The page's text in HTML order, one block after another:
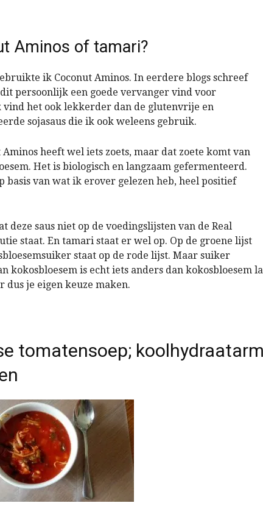
Aminos of tamari?
ik Coconut Aminos. In eerdere blogs schreef
persoonlijk een goede vervanger vind voor
vind het ook lekkerder dan de glutenvrije en
sojasaus die ik ook weleens gebruik.
Aminos heeft wel iets zoets, maar dat zoete komt van
Het is biologisch en langzaam gefermenteerd.
basis van wat ik erover gelezen heb, heel positief
deze saus niet op de voedingslijsten van de Real
staat. En tamari staat er wel op. Op de groene lijst
staat op de rode lijst. Maar suiker
kokosbloesem is echt iets anders dan kokosbloesem
dus je eigen keuze maken.
tomatensoep;